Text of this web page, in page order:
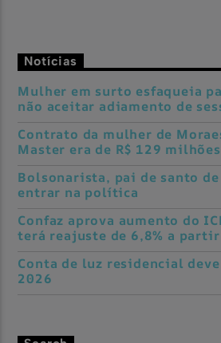
INCORPORAR
Notícias
Mulher em surto esfaqueia
não aceitar adiamento de
Contrato da mulher de
Master era de R$ 129 milhões
Bolsonarista, pai de santo
entrar na política
Confaz aprova aumento do
terá reajuste de 6,8% a
Conta de luz residencial
2026